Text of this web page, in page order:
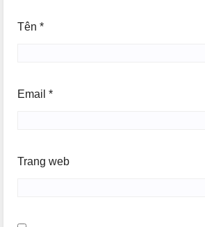
Tên *
Email *
Trang web